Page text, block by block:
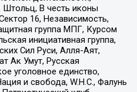
В честь иконы
16, Независимость,
группа МПГ, Курсом
инициативная группа,
Сил Руси, Алля-Аят,
Ак Умут, Русская
уголовное единство,
и свобода, W.H.С., Фалунь